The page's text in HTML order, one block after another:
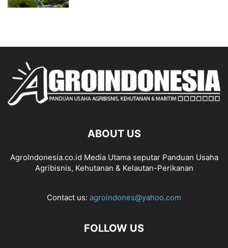
ABOUT US
AgroIndonesia.co.id Media Utama seputar Panduan Usaha
Agribisnis, Kehutanan & Kelautan-Perikanan
Contact us: agroindones@yahoo.com
FOLLOW US